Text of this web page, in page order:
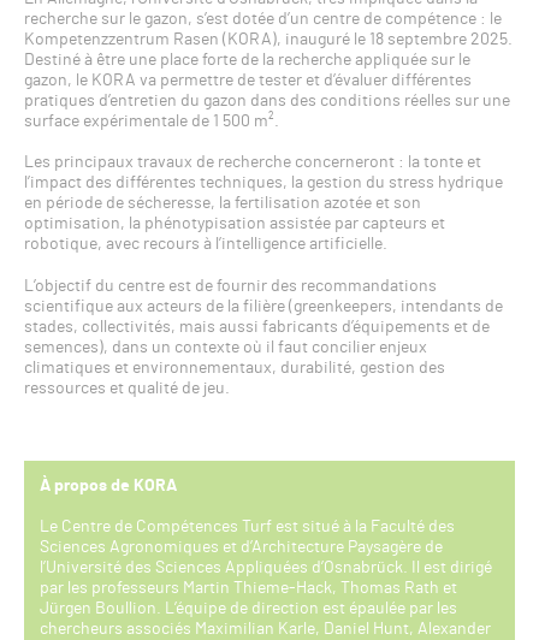
recherche sur le gazon, s’est dotée d’un centre de compétence : le
Kompetenzzentrum Rasen (KORA), inauguré le 18 septembre 2025.
Destiné à être une place forte de la recherche appliquée sur le
gazon, le KORA va permettre de tester et d’évaluer différentes
pratiques d’entretien du gazon dans des conditions réelles sur une
surface expérimentale de 1 500 m².
Les principaux travaux de recherche concerneront : la tonte et
l’impact des différentes techniques, la gestion du stress hydrique
en période de sécheresse, la fertilisation azotée et son
optimisation, la phénotypisation assistée par capteurs et
robotique, avec recours à l’intelligence artificielle.
L’objectif du centre est de fournir des recommandations
scientifique aux acteurs de la filière (greenkeepers, intendants de
stades, collectivités, mais aussi fabricants d’équipements et de
semences), dans un contexte où il faut concilier enjeux
climatiques et environnementaux, durabilité, gestion des
ressources et qualité de jeu.
À propos de KORA
Le Centre de Compétences Turf est situé à la Faculté des
Sciences Agronomiques et d’Architecture Paysagère de
l’Université des Sciences Appliquées d’Osnabrück. Il est dirigé
par les professeurs Martin Thieme-Hack, Thomas Rath et
Jürgen Boullion. L’équipe de direction est épaulée par les
chercheurs associés Maximilian Karle, Daniel Hunt, Alexander